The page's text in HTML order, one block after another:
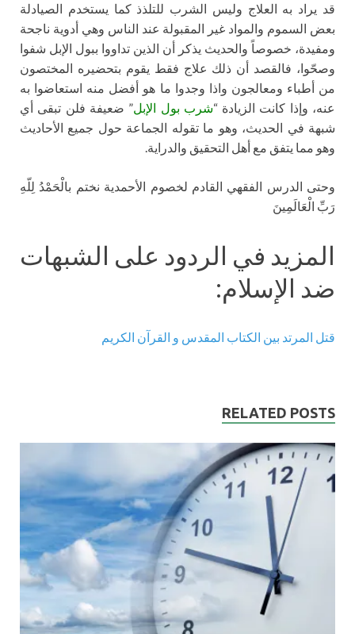
قد يراد به العلاج وليس الشرب للتلذذ كما يستخدم الصيادلة
بعض السموم والمواد غير المقبولة عند الناس وهي أدوية ناجحة
ومفيدة، خصوصاً والحديث يذكر أن الذين تداووا ببول الإبل شفوا
وصحّوا، فالقصد أن ذلك علاج فقط يقوم بتحضيره المختصون
من أطباء ومعالجون واذا وجدوا ما هو أفضل منه استعاضوا به
عنه، وإذا كانت الزيادة “شرب بول الإبل” ضعيفة فلن تبقى أي
شبهة في الحديث، وهو ما تقوله الجماعة حول جميع الأحاديث
وهو مما يتفق مع أهل التحقيق والدراية.
وحتى الدرس الفقهي القادم لخصوم الأحمدية نختم بالْحَمْدُ لِلّهِ
رَبِّ الْعَالَمِينَ
المزيد في الردود على الشبهات
ضد الإسلام:
قتل المرتد بين الكتاب المقدس و القرآن الكريم
RELATED POSTS